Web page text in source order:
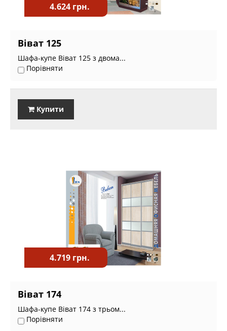
4.624 грн.
Віват 125
Шафа-купе Віват 125 з двома...
Порівняти
Купити
4.719 грн.
Віват 174
Шафа-купе Віват 174 з трьом...
Порівняти